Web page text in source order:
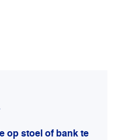
op stoel of bank te